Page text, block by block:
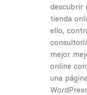
descubrir
tienda
ello,
mejor
online
una